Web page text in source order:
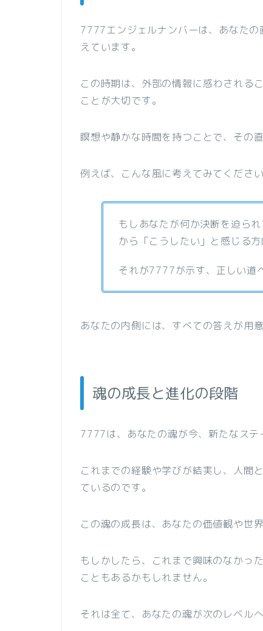
7777エンジェルナンバーは、あなた
えています。
この時期は、外部の情報に惑わされる
ことが大切です。
瞑想や静かな時間を持つことで、その
例えば、こんな風に考えてみてください
もしあなたが何か決断を迫ら
から「こうしたい」と感じる方
それが7777が示す、正しい道
あなたの内側には、すべての答えが用
魂の成長と進化の段階
7777は、あなたの魂が今、新たなステ
これまでの経験や学びが結実し、人間
ているのです。
この魂の成長は、あなたの価値観や世
もしかしたら、これまで興味のなかっ
こともあるかもしれません。
それは全て、あなたの魂が次のレベル